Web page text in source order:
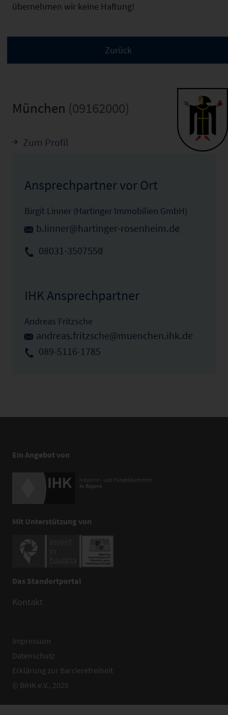
übernehmen wir keine Haftung!
München (09162000)
Zum Profil
Ansprechpartner vor Ort
Birgit Linner (Hartinger Immobilien GmbH)
b.linner@hartinger-rosenheim.de
08031-3507550
IHK Ansprechpartner
Andreas Fritzsche
andreas.fritzsche@muenchen.ihk.de
089-5116-1785
Ein Angebot von
Mit Unterstützung von
Das Standortportal
Kontakt
Impressum
Datenschutz
Erklärung zur Barrierefreiheit
© BIHK e.V., 2025